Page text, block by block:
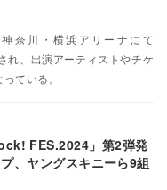
奈川・横浜アリーナにて
れ、出演アーティストやチケ
ている。
FES.2024」第2弾発
、ヤングスキニーら9組